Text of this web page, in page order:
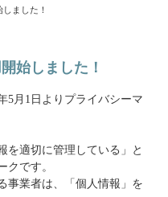
ました！
始しました！
5月1日よりプライバシーマ
を適切に管理している」と
クです。
事業者は、「個人情報」を